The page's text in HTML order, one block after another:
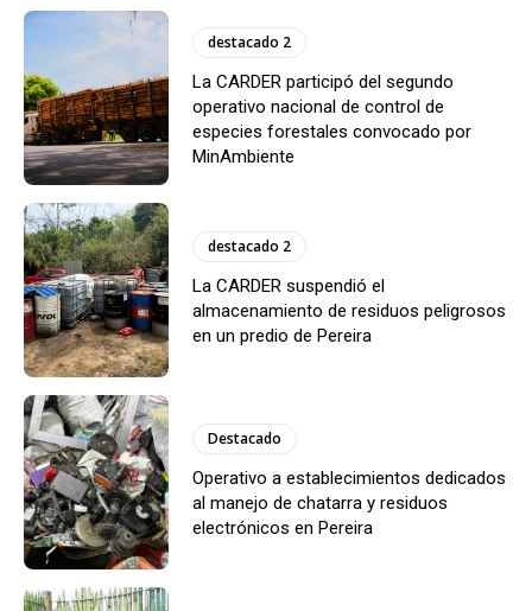
destacado 2
La CARDER participó del segundo
operativo nacional de control de
especies forestales convocado por
MinAmbiente
destacado 2
La CARDER suspendió el
almacenamiento de residuos peligrosos
en un predio de Pereira
Destacado
Operativo a establecimientos dedicados
al manejo de chatarra y residuos
electrónicos en Pereira